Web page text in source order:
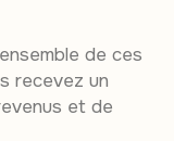
de ces
recevez un
et de